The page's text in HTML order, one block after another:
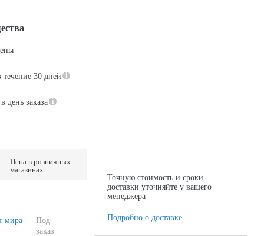
течение 30 дней
день заказа
Цена в розничных
магазинах
мира
Под
заказ
Точную стоимость и сроки
доставки уточняйте у вашего
менеджера
Подробно о доставке